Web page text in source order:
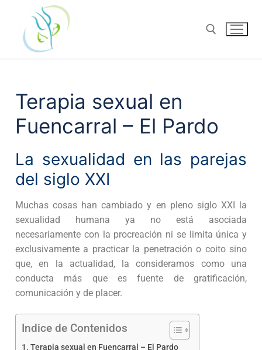
Terapia sexual en
Fuencarral – El Pardo
La sexualidad en las parejas
del siglo XXI
Muchas cosas han cambiado y en pleno siglo XXI la
sexualidad humana ya no está asociada
necesariamente con la procreación ni se limita única y
exclusivamente a practicar la penetración o coito sino
que, en la actualidad, la consideramos como una
conducta más que es fuente de gratificación,
comunicación y de placer.
Indice de Contenidos
Terapia sexual en Fuencarral – El Pardo